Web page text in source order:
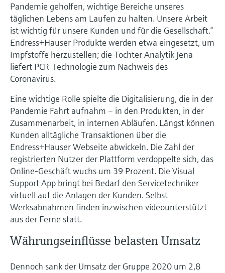
Device Viewer
Produktspezifische Informationen und
Dokumente finden
Ersatzteilsuche
Ersatzteile anhand von Produktwurzel,
Füllstandsmessung
Füllstandsmessung Druck
Alle ansehen
Analysatoren für Härte, Eisen,
Aluminium & Chromat
Prozessphotometer
Mikrowellentransmission
Memosens-Technologie
Alle ansehen
Pandemie geholfen, wichtige Bereiche unseres
täglichen Lebens am Laufen zu halten. Unsere Arbeit
ist wichtig für unsere Kunden und für die Gesellschaft.“
Endress+Hauser Produkte werden etwa eingesetzt, um
Impfstoffe herzustellen; die Tochter Analytik Jena
liefert PCR-Technologie zum Nachweis des
Coronavirus.
Eine wichtige Rolle spielte die Digitalisierung, die in der
Pandemie Fahrt aufnahm – in den Produkten, in der
Zusammenarbeit, in internen Abläufen. Längst können
Kunden alltägliche Transaktionen über die
Endress+Hauser Webseite abwickeln. Die Zahl der
registrierten Nutzer der Plattform verdoppelte sich, das
Online-Geschäft wuchs um 39 Prozent. Die Visual
Support App bringt bei Bedarf den Servicetechniker
virtuell auf die Anlagen der Kunden. Selbst
Werksabnahmen finden inzwischen videounterstützt
aus der Ferne statt.
Währungseinflüsse belasten Umsatz
Dennoch sank der Umsatz der Gruppe 2020 um 2,8